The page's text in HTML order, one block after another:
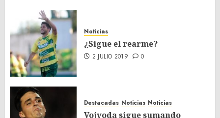
Noticias
¿Sigue el rearme?
2 JULIO 2019 0
Destacadas Noticias Noticias
Vojvoda sigue sumando